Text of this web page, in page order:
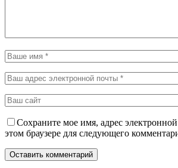
Сохраните мое имя, адрес
этом браузере для следующего